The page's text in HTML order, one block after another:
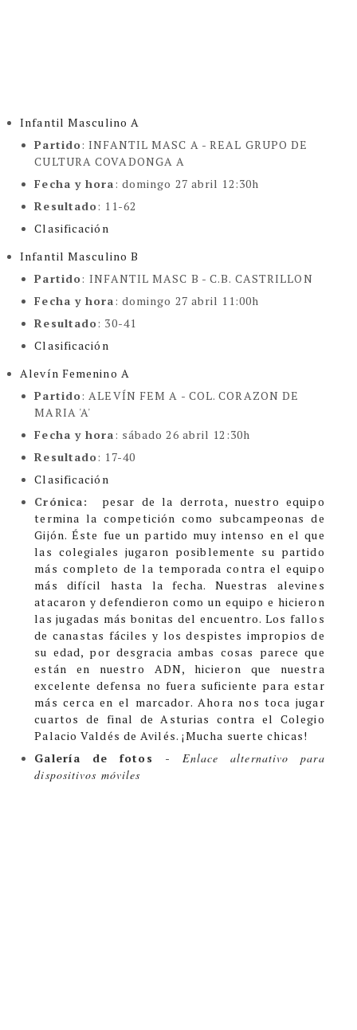
Infantil Masculino A
Partido: INFANTIL MASC A -REAL GRUPO DE
CULTURA COVADONGA A
Fecha y hora: domingo 27 abril 12:30h
Resultado: 11-62
Clasificación
Infantil Masculino B
Partido: INFANTIL MASC B -C.B. CASTRILLON
Fecha y hora: domingo 27 abril 11:00h
Resultado: 30-41
Clasificación
Alevín Femenino A
Partido: ALEVÍN FEM A - COL. CORAZON DE
MARIA 'A'
Fecha y hora: sábado 26 abril 12:30h
Resultado: 17-40
Clasificación
Crónica:
pesar de la derrota, nuestro equipo
termina la competición como subcampeonas de
Gijón.Éste fue un partido muy intenso en el que
las colegiales jugaron posiblemente su partido
más completo de la temporada contra el equipo
más difícil hasta la fecha. Nuestras alevines
atacaron y defendieron como un equipo e hicieron
las jugadas más bonitas del encuentro. Los fallos
de canastas fáciles y los despistes impropios de
su edad, por desgracia ambas cosas parece que
están en nuestro ADN, hicieron que nuestra
excelente defensa no fuera suficiente para estar
más cerca en el marcador.Ahora nos toca jugar
cuartos de final de Asturias contra el Colegio
Palacio Valdés de Avilés. ¡Mucha suerte chicas!
Galería de fotos - Enlace alternativo para
dispositivos móviles